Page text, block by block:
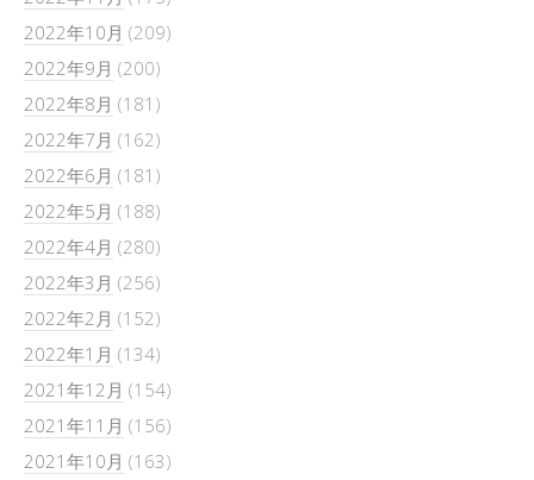
2022年10月 (209)
2022年9月 (200)
2022年8月 (181)
2022年7月 (162)
2022年6月 (181)
2022年5月 (188)
2022年4月 (280)
2022年3月 (256)
2022年2月 (152)
2022年1月 (134)
2021年12月 (154)
2021年11月 (156)
2021年10月 (163)